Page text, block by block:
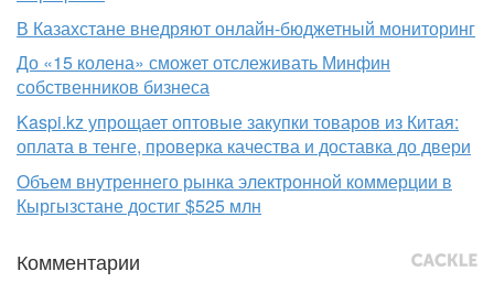
В Казахстане внедряют онлайн-бюджетный мониторинг
До «15 колена» сможет отслеживать Минфин
собственников бизнеса
Kaspi.kz упрощает оптовые закупки товаров из Китая:
оплата в тенге, проверка качества и доставка до двери
Объем внутреннего рынка электронной коммерции в
Кыргызстане достиг $525 млн
Комментарии